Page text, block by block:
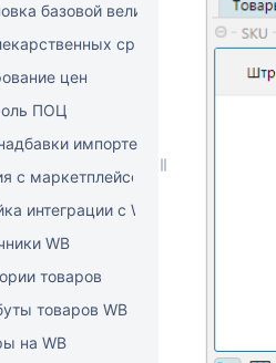
базовой величины
средств из продажи
цен
ПОЦ
импортера в расценке
с маркетплейсом Wildberries
интеграции с WB API
WB
товаров
товаров WB
на WB